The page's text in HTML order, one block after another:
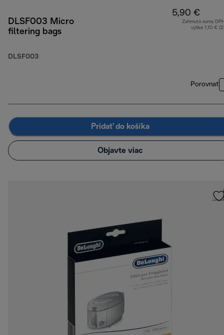
DLSF003 Micro
filtering bags
DLSF003
5,90 €
Zahrnutá suma
výške 1,10 €
Porovnať
Pridať do košíka
Objavte viac